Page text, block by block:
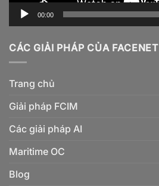
00:00
CÁC GIẢI PHÁP CỦA FACENET
Trang chủ
Giải pháp FCIM
Các giải pháp AI
Maritime OC
Blog